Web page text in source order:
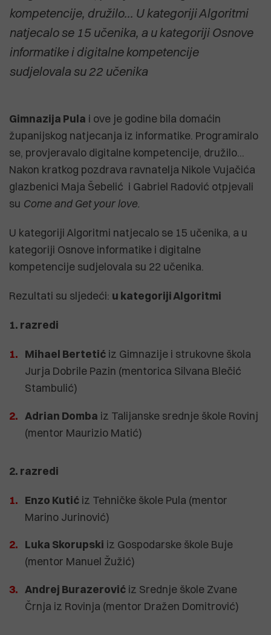
kompetencije, družilo... U kategoriji Algoritmi
natjecalo se 15 učenika, a u kategoriji Osnove
informatike i digitalne kompetencije
sudjelovala su 22 učenika
Gimnazija Pula i ove je godine bila domaćin
županijskog natjecanja iz informatike. Programiralo
se, provjeravalo digitalne kompetencije, družilo...
Nakon kratkog pozdrava ravnatelja Nikole Vujačića
glazbenici Maja Šebelić i Gabriel Radović otpjevali
su Come and Get your love.
U kategoriji Algoritmi natjecalo se 15 učenika, a u
kategoriji Osnove informatike i digitalne
kompetencije sudjelovala su 22 učenika.
Rezultati su sljedeći: u kategoriji Algoritmi
1. razredi
Mihael Bertetić iz Gimnazije i strukovne škola
Jurja Dobrile Pazin (mentorica Silvana Blečić
Stambulić)
Adrian Domba iz Talijanske srednje škole Rovinj
(mentor Maurizio Matić)
2. razredi
Enzo Kutić iz Tehničke škole Pula (mentor
Marino Jurinović)
Luka Skorupski iz Gospodarske škole Buje
(mentor Manuel Žužić)
Andrej Burazerović iz Srednje škole Zvane
Črnja iz Rovinja (mentor Dražen Domitrović)